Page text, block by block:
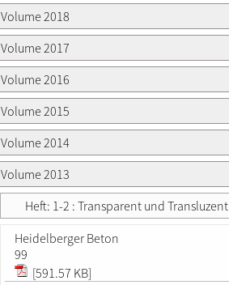
Volume 2018
Volume 2017
Volume 2016
Volume 2015
Volume 2014
Volume 2013
Heft: 1-2 : Transparent und Transluzent
Heidelberger Beton
99
[591.57 KB]